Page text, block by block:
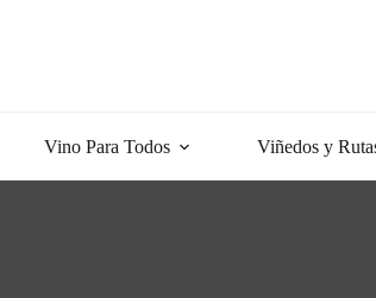
Vino Para Todos Viñedos y